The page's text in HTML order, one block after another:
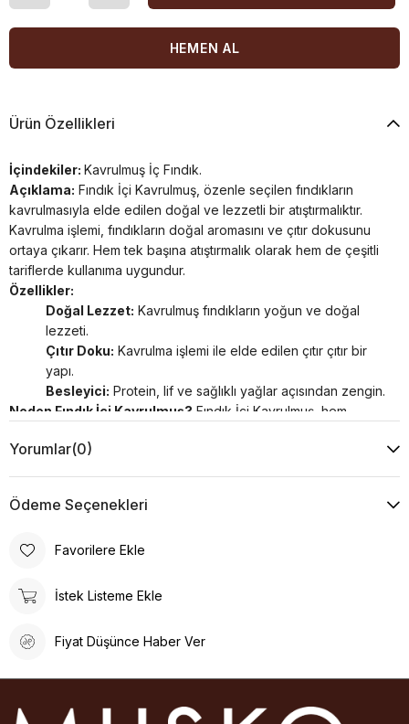
Ürün Özellikleri
İçindekiler: Kavrulmuş İç Fındık.
Açıklama: Fındık İçi Kavrulmuş, özenle seçilen fındıkların
kavrulmasıyla elde edilen doğal ve lezzetli bir atıştırmalıktır.
Kavrulma işlemi, fındıkların doğal aromasını ve çıtır dokusunu
ortaya çıkarır. Hem tek başına atıştırmalık olarak hem de çeşitli
tariflerde kullanıma uygundur.
Özellikler:
Doğal Lezzet: Kavrulmuş fındıkların yoğun ve doğal
lezzeti.
Çıtır Doku: Kavrulma işlemi ile elde edilen çıtır çıtır bir
yapı.
Besleyici: Protein, lif ve sağlıklı yağlar açısından zengin.
Neden Fındık İçi Kavrulmuş? Fındık İçi Kavrulmuş, hem
seçenektir. Sağlıklı ve doyurucu yapısıyla her öğünde keyifle
grubundandır.
Yorumlar(0)
Ödeme Seçenekleri
Favorilere Ekle
İstek Listeme Ekle
Fiyat Düşünce Haber Ver